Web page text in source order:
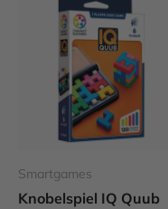
Smartgames
Knobelspiel IQ Quub